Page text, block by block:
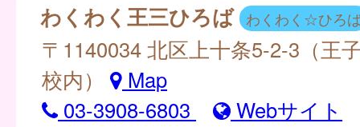
わくわく王三ひろば わくわく☆ひろ
〒1140034 北区上十条5-2-3（王
校内）
Map
03-3908-6803
Webサイト